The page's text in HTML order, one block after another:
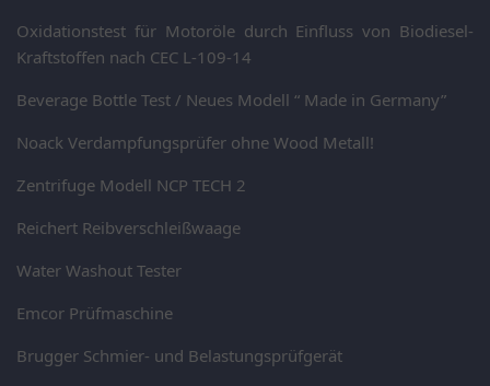
Oxidationstest für Motoröle durch Einfluss von Biodiesel-
Kraftstoffen nach CEC L-109-14
Beverage Bottle Test / Neues Modell “ Made in Germany”
Noack Verdampfungsprüfer ohne Wood Metall!
Zentrifuge Modell NCP TECH 2
Reichert Reibverschleißwaage
Water Washout Tester
Emcor Prüfmaschine
Brugger Schmier- und Belastungsprüfgerät